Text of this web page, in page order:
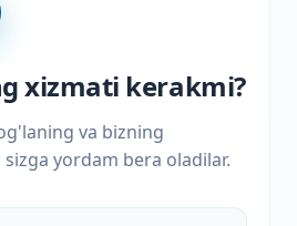
xizmati kerakmi?
va bizning
yordam bera oladilar.